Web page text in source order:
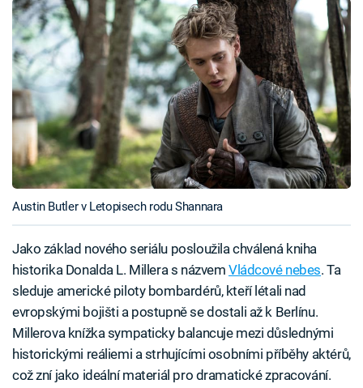
Austin Butler v Letopisech rodu Shannara
Jako základ nového seriálu posloužila chválená kniha
historika Donalda L. Millera s názvem Vládcové nebes. Ta
sleduje americké piloty bombardérů, kteří létali nad
evropskými bojišti a postupně se dostali až k Berlínu.
Millerova knížka sympaticky balancuje mezi důslednými
historickými reáliemi a strhujícími osobními příběhy aktérů,
což zní jako ideální materiál pro dramatické zpracování.